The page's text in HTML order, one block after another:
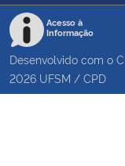
Acesso à
Informação
Desenvolvido com o
2026 UFSM / CPD